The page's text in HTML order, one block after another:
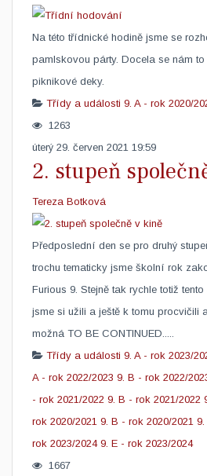
​Na této třídnické hodině jsme se
pamlskovou párty. Docela se nám
piknikové deky.
Třídy a události 9. A - rok 2020/
1263
úterý 29. červen 2021 19:59
2. stupeň
Tereza Botková
Předposlední den se pro druhý
trochu tematicky jsme školní rok
Furious 9. Stejně tak rychle totiž
jsme si užili a ještě k tomu procvičili
možná TO BE CONTINUED.....​ ​ ​
Třídy a události 9. A - rok 2023/
A - rok 2022/2023 9. B - rok 2022/
- rok 2021/2022 9. B - rok 2021/2022
rok 2020/2021 9. B - rok 2020/2021
rok 2023/2024 9. E - rok 2023/2024
1667